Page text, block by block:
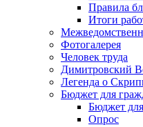
Правила
Итоги
Фотогалерея
Человек труда
Димитровский
Легенда о
Бюджет для
Бюджет
Опрос